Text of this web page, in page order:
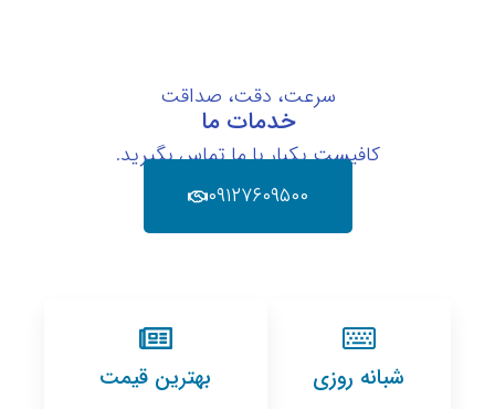
سرعت، دقت، صداقت
خدمات ما
کافیست یکبار با ما تماس بگیرید.
۰۹۱۲۷۶۰۹۵۰۰
شبانه روزی بهترین قیمت